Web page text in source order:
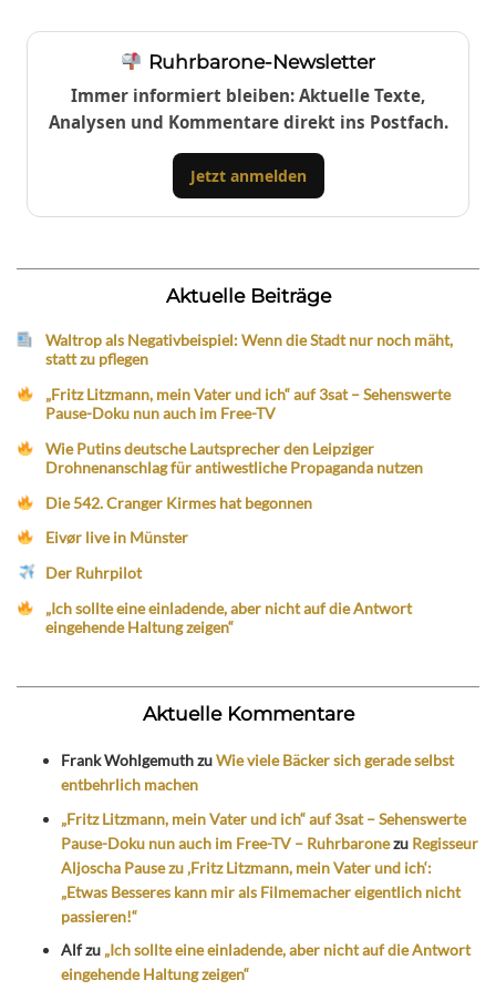
Ruhrbarone-Newsletter
Immer informiert bleiben: Aktuelle Texte,
Analysen und Kommentare direkt ins Postfach.
Jetzt anmelden
Aktuelle Beiträge
Waltrop als Negativbeispiel: Wenn die Stadt nur noch mäht,
statt zu pflegen
„Fritz Litzmann, mein Vater und ich“ auf 3sat – Sehenswerte
Pause-Doku nun auch im Free-TV
Wie Putins deutsche Lautsprecher den Leipziger
Drohnenanschlag für antiwestliche Propaganda nutzen
Die 542. Cranger Kirmes hat begonnen
Eivør live in Münster
Der Ruhrpilot
„Ich sollte eine einladende, aber nicht auf die Antwort
eingehende Haltung zeigen“
Aktuelle Kommentare
Frank WohlgemuthzuWie viele Bäcker sich gerade selbst
entbehrlich machen
„Fritz Litzmann, mein Vater und ich“ auf 3sat – Sehenswerte
Pause-Doku nun auch im Free-TV – Ruhrbaronezu Regisseur
Aljoscha Pause zu ‚Fritz Litzmann, mein Vater und ich‘:
„Etwas Besseres kann mir als Filmemacher eigentlich nicht
passieren!“
Alfzu „Ich sollte eine einladende, aber nicht auf die Antwort
eingehende Haltung zeigen“